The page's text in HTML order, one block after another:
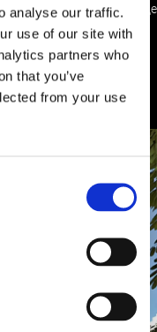
analyse our traffic.
use of our site with
partners who
that you’ve
from your use
неповторимом городе
этом захватывающем